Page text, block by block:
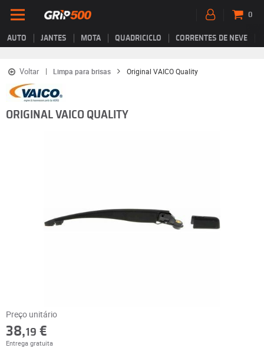
AUTO JANTES MOTA QUADRICICLO CORRENTES DE NEVE
0
Voltar Limpa para brisas Original VAICO Quality
ORIGINAL VAICO QUALITY
Preço unitário
38,19 €
Entrega gratuita